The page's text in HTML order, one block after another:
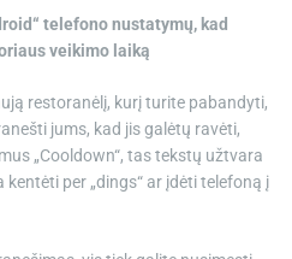
telefono nustatymų, kad
veikimo laiką
restoranėlį, kurį turite pabandyti,
jums, kad jis galėtų ravėti,
„Cooldown“, tas tekstų užtvara
per „dings“ ar įdėti telefoną į